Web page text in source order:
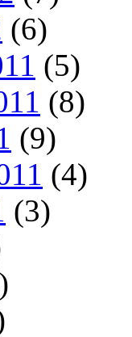
(6)
(5)
(8)
(9)
(4)
(3)